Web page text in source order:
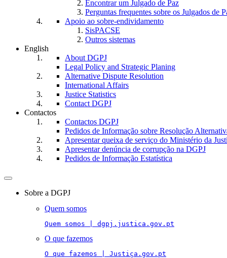
Encontrar um Julgado de Paz
Perguntas frequentes sobre os Julgados de
Apoio ao sobre-endividamento
SisPACSE
Outros sistemas
English
About DGPJ
Legal Policy and Strategic Planing
Alternative Dispute Resolution
International Affairs
Justice Statistics
Contact DGPJ
Contactos
Contactos DGPJ
Pedidos de Informação sobre Resolução
Apresentar queixa de serviço do Ministério da
Apresentar denúncia de corrupção na DGPJ
Pedidos de Informação Estatística
Toggle
navigationSobre a DGPJ
Quem somos
Quem somos | dgpj.justica.gov.pt
O que fazemos
O que fazemos | Justiça.gov.pt